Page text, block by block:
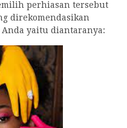
perhiasan tersebut
direkomendasikan
yaitu diantaranya: